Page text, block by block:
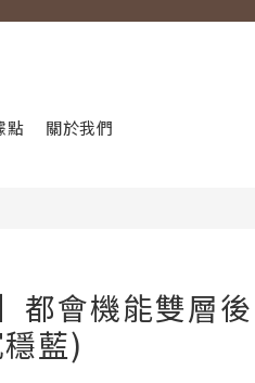
點 關於我們
都會機能雙層後
藍)